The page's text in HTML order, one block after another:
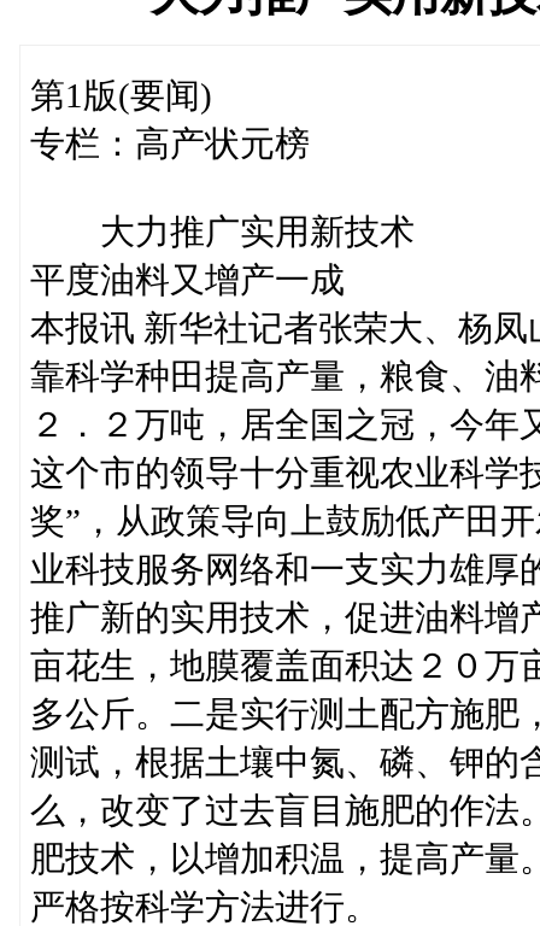
第1版(要闻)
专栏：高产状元榜
大力推广实用新技术
平度油料又增产一成
本报讯 新华社记者张荣大、杨
靠科学种田提高产量，粮食、油
２．２万吨，居全国之冠，今年
这个市的领导十分重视农业科学
奖”，从政策导向上鼓励低产田
业科技服务网络和一支实力雄厚
推广新的实用技术，促进油料增
亩花生，地膜覆盖面积达２０万
多公斤。二是实行测土配方施肥
测试，根据土壤中氮、磷、钾的
么，改变了过去盲目施肥的作法
肥技术，以增加积温，提高产量
严格按科学方法进行。